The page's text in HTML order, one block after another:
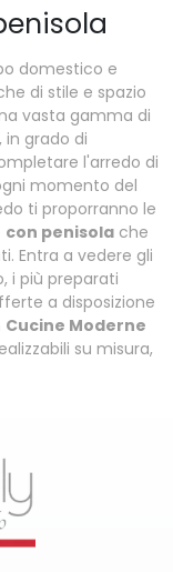
domestico e
di stile e spazio
vasta gamma di
grado di
l'arredo di
momento del
ti proporranno le
con penisola che
Entra a vedere gli
i più preparati
a disposizione
Cucine Moderne
su misura,